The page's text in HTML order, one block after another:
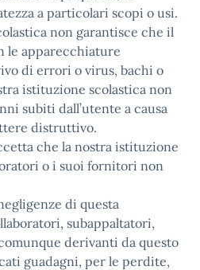
a particolari scopi o usi.
non garantisce che il
le apparecchiature
di errori o virus, bachi o
istituzione scolastica non
subiti dall’utente a causa
distruttivo.
che la nostra istituzione
o i suoi fornitori non
di questa
subappaltatori,
derivanti da questo
guadagni, per le perdite,